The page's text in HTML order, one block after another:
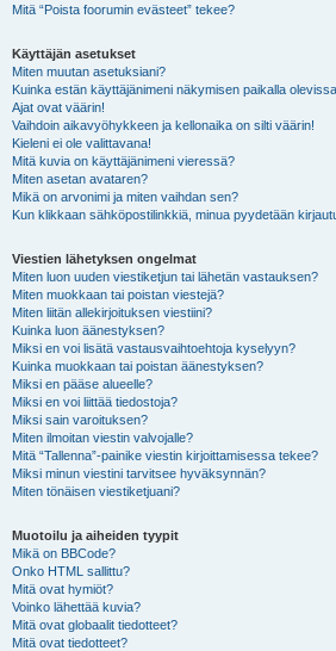
Mitä “Poista foorumin evästeet” tekee?
Käyttäjän asetukset
Miten muutan asetuksiani?
Kuinka estän käyttäjänimeni näkymisen paikalla
Ajat ovat väärin!
Vaihdoin aikavyöhykkeen ja kellonaika on silti väärin!
Kieleni ei ole valittavana!
Mitä kuvia on käyttäjänimeni vieressä?
Miten asetan avataren?
Mikä on arvonimi ja miten vaihdan sen?
Kun klikkaan sähköpostilinkkiä, minua pyydetään
Viestien lähetyksen ongelmat
Miten luon uuden viestiketjun tai lähetän vastauksen?
Miten muokkaan tai poistan viestejä?
Miten liitän allekirjoituksen viestiini?
Kuinka luon äänestyksen?
Miksi en voi lisätä vastausvaihtoehtoja kyselyyn?
Kuinka muokkaan tai poistan äänestyksen?
Miksi en pääse alueelle?
Miksi en voi liittää tiedostoja?
Miksi sain varoituksen?
Miten ilmoitan viestin valvojalle?
Mitä “Tallenna”-painike viestin kirjoittamisessa tekee?
Miksi minun viestini tarvitsee hyväksynnän?
Miten tönäisen viestiketjuani?
Muotoilu ja aiheiden tyypit
Mikä on BBCode?
Onko HTML sallittu?
Mitä ovat hymiöt?
Voinko lähettää kuvia?
Mitä ovat globaalit tiedotteet?
Mitä ovat tiedotteet?